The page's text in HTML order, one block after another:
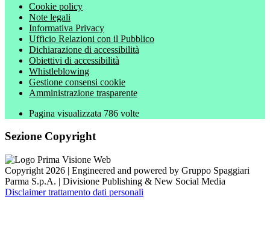
Cookie policy
Note legali
Informativa Privacy
Ufficio Relazioni con il Pubblico
Dichiarazione di accessibilità
Obiettivi di accessibilità
Whistleblowing
Gestione consensi cookie
Amministrazione trasparente
Pagina visualizzata 786 volte
Sezione Copyright
Copyright 2026 | Engineered and powered by Gruppo Spaggiari
Parma S.p.A. | Divisione Publishing & New Social Media
Disclaimer trattamento dati personali